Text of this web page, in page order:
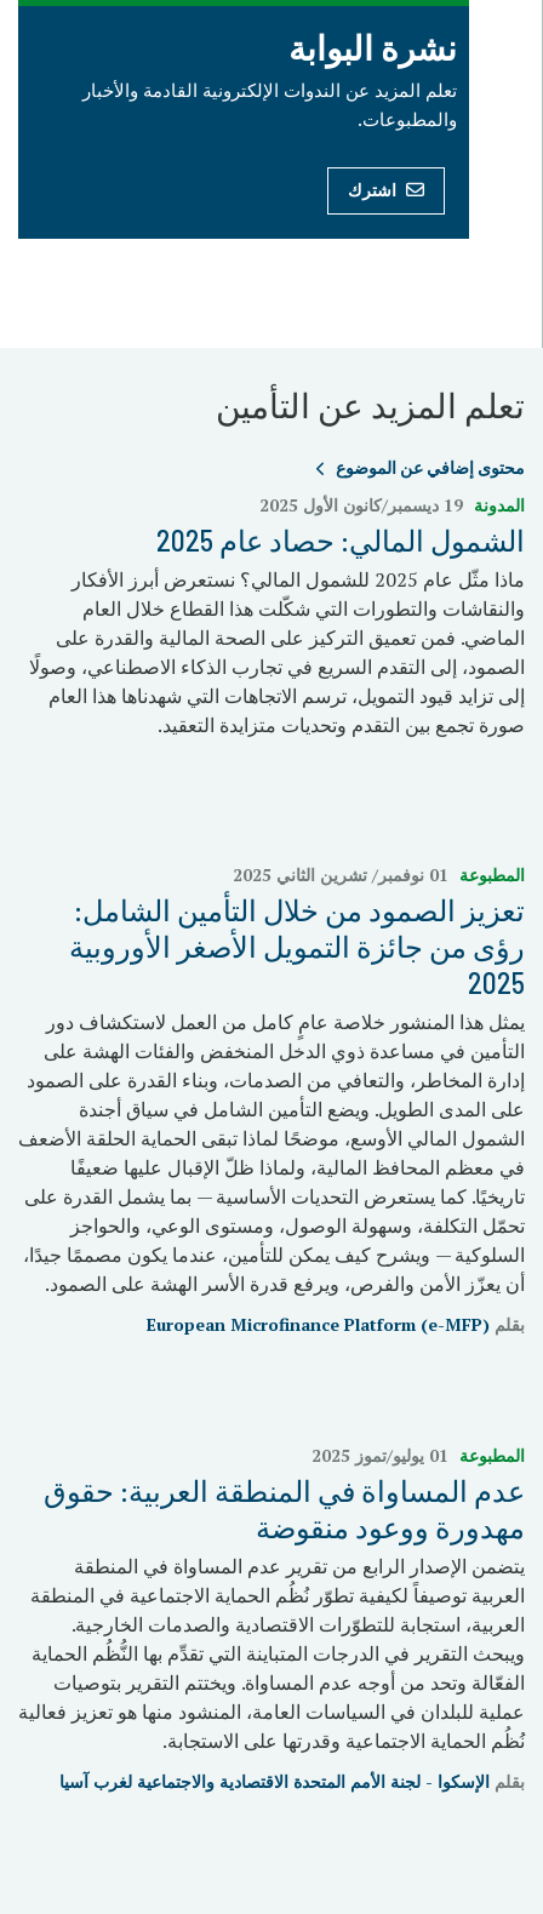
نشرة البوابة
تعلم المزيد عن الندوات الإلكترونية القادمة والأخبار
والمطبوعات.
اشترك
تعلم المزيد عن التأمين
محتوى إضافي عن الموضوع
المدونة 19 ديسمبر/كانون الأول 2025
الشمول المالي: حصاد عام 2025
ماذا مثّل عام 2025 للشمول المالي؟ نستعرض أبرز الأفكار
والنقاشات والتطورات التي شكّلت هذا القطاع خلال العام
الماضي. فمن تعميق التركيز على الصحة المالية والقدرة على
الصمود، إلى التقدم السريع في تجارب الذكاء الاصطناعي، وصولًا
إلى تزايد قيود التمويل، ترسم الاتجاهات التي شهدناها هذا العام
صورة تجمع بين التقدم وتحديات متزايدة التعقيد.
المطبوعة 01 نوفمبر/ تشرين الثاني 2025
تعزيز الصمود من خلال التأمين الشامل:
رؤى من جائزة التمويل الأصغر الأوروبية
2025
يمثل هذا المنشور خلاصة عامٍ كامل من العمل لاستكشاف دور
التأمين في مساعدة ذوي الدخل المنخفض والفئات الهشة على
إدارة المخاطر، والتعافي من الصدمات، وبناء القدرة على الصمود
على المدى الطويل. ويضع التأمين الشامل في سياق أجندة
الشمول المالي الأوسع، موضحًا لماذا تبقى الحماية الحلقة الأضعف
في معظم المحافظ المالية، ولماذا ظلّ الإقبال عليها ضعيفًا
تاريخيًا. كما يستعرض التحديات الأساسية — بما يشمل القدرة على
تحمّل التكلفة، وسهولة الوصول، ومستوى الوعي، والحواجز
السلوكية — ويشرح كيف يمكن للتأمين، عندما يكون مصممًا جيدًا،
أن يعزّز الأمن والفرص، ويرفع قدرة الأسر الهشة على الصمود.
بقلمEuropean Microfinance Platform (e-MFP)
المطبوعة 01 يوليو/تموز 2025
عدم المساواة في المنطقة العربية: حقوق
مهدورة ووعود منقوضة
يتضمن الإصدار الرابع من تقرير عدم المساواة في المنطقة
العربية توصيفاً لكيفية تطوّر نُظُم الحماية الاجتماعية في المنطقة
العربية، استجابة للتطوّرات الاقتصادية والصدمات الخارجية.
ويبحث التقرير في الدرجات المتباينة التي تقدِّم بها النُّظُم الحماية
الفعّالة وتحد من أوجه عدم المساواة. ويختتم التقرير بتوصيات
عملية للبلدان في السياسات العامة، المنشود منها هو تعزيز فعالية
نُظُم الحماية الاجتماعية وقدرتها على الاستجابة.
بقلمالإسكوا - لجنة الأمم المتحدة الاقتصادية والاجتماعية لغرب آسيا